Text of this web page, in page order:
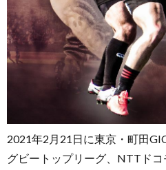
2021年2月21日に東京・町田
グビートップリーグ、NTTドコ